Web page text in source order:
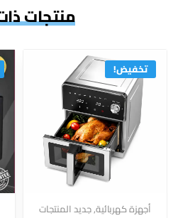
منتجات
تخفيض!
أجهزة كهربائية,جديد المنتجات